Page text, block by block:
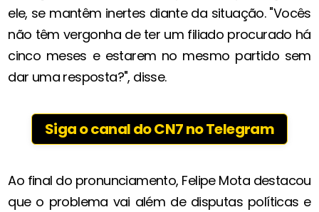
ele, se mantêm inertes diante da situação. "Vocês
não têm vergonha de ter um filiado procurado há
cinco meses e estarem no mesmo partido sem
dar uma resposta?", disse.
Siga o canal do CN7 no Telegram
Ao final do pronunciamento, Felipe Mota destacou
que o problema vai além de disputas políticas e